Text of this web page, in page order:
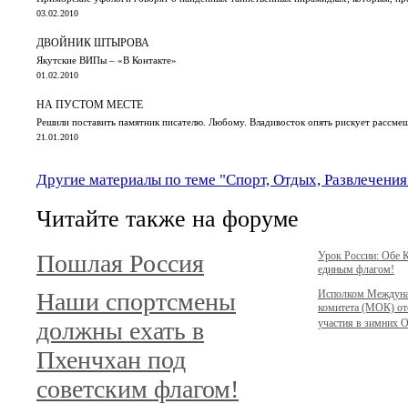
03.02.2010
ДВОЙНИК ШТЫРОВА
Якутские ВИПы – «В Контакте»
01.02.2010
НА ПУСТОМ МЕСТЕ
Решили поставить памятник писателю. Любому. Владивосток опять рискует
21.01.2010
Другие материалы по теме "Спорт, Отдых,
Читайте также на форуме
Пошлая Россия
Урок России: Обе
единым флагом!
Наши спортсмены
должны ехать в
Пхенчхан под
советским флагом!
Исполком
комитета (МОК)
участия в зимних